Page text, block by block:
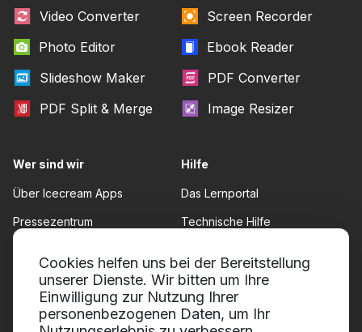
Cookies helfen uns bei der Bereitstellung
unserer Dienste. Wir bitten um Ihre
Einwilligung zur Nutzung Ihrer
personenbezogenen Daten, um Ihr
Video Converter
Screen Recorder
Photo Editor
Ebook Reader
Slideshow Maker
PDF Converter
PDF Split & Merge
Image Resizer
Wer sind wir
Über Icecream Apps
Pressezentrum
Zusammenarbeit
Hilfe
Das Lernportal
Technische Hilfe
Rückgaberecht
Datenschutzrichtlinie